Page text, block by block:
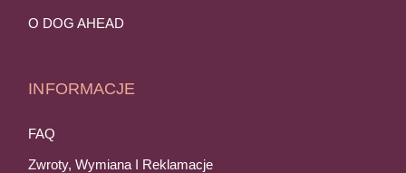
O DOG AHEAD
INFORMACJE
FAQ
Zwroty, Wymiana I Reklamacje